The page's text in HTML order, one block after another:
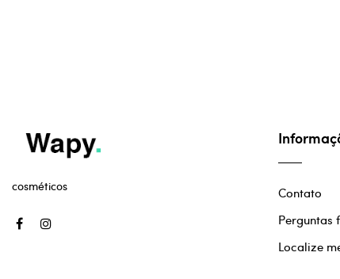
cosméticos
Contato
Perguntas
Localize